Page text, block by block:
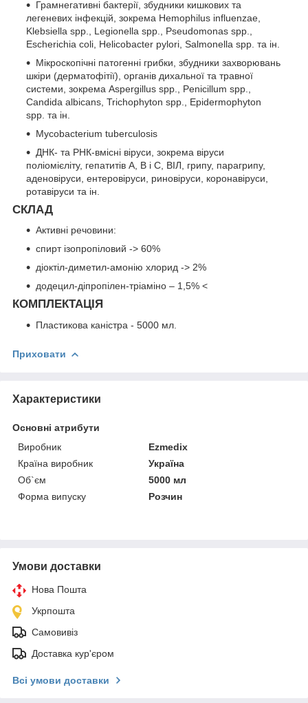
Грамнегативні бактерії, збудники кишкових та
легеневих інфекцій, зокрема Hemophilus influenzae,
Klebsiella spp., Legionella spp., Pseudomonas spp.,
Escherichia coli, Helicobacter pylori, Salmonella spp. та ін.
Мікроскопічні патогенні грибки, збудники захворювань
шкіри (дерматофітії), органів дихальної та травної
системи, зокрема Aspergillus spp., Penicillum spp.,
Candida albicans, Trichophyton spp., Epidermophyton
spp. та ін.
Mycobacterium tuberculosis
ДНК- та РНК-вмісні віруси, зокрема віруси
поліомієліту, гепатитів А, В і С, ВІЛ, грипу, парагрипу,
аденовіруси, ентеровіруси, риновіруси, коронавіруси,
ротавіруси та ін.
СКЛАД
Активні речовини:
спирт ізопропіловий -> 60%
діоктіл-диметил-амонію хлорид -> 2%
додецил-діпропілен-тріаміно – 1,5% <
КОМПЛЕКТАЦІЯ
Пластикова каністра - 5000 мл.
Приховати
Характеристики
Основні атрибути
Виробник
Ezmedix
Країна виробник
Україна
Об`єм
5000 мл
Форма випуску
Розчин
Умови доставки
Нова Пошта
Укрпошта
Самовивіз
Доставка кур'єром
Всі умови доставки